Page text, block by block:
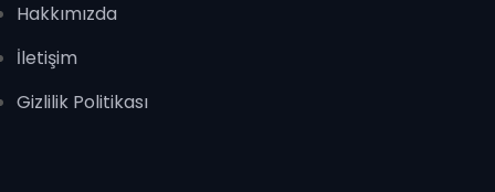
Hakkımızda
İletişim
Gizlilik Politikası